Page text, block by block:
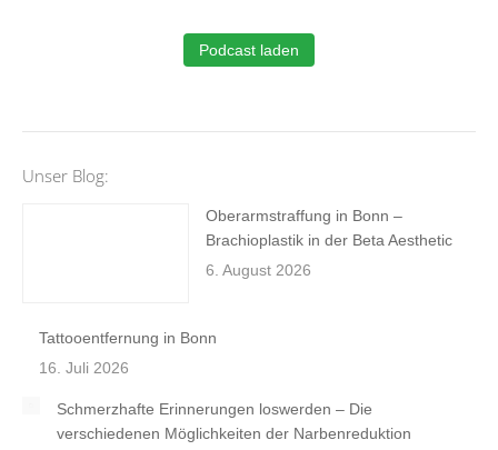
Podcast laden
Unser Blog:
Oberarmstraffung in Bonn –
Brachioplastik in der Beta Aesthetic
6. August 2026
Tattooentfernung in Bonn
16. Juli 2026
Schmerzhafte Erinnerungen loswerden – Die
verschiedenen Möglichkeiten der Narbenreduktion